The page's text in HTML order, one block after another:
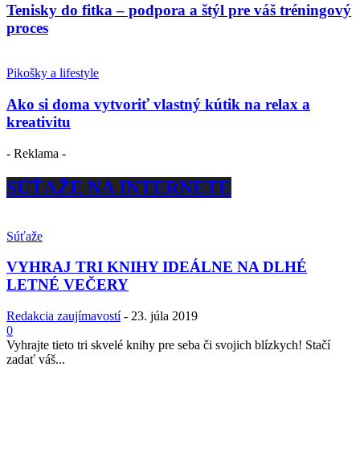
Tenisky do fitka – podpora a štýl pre váš tréningový
proces
Pikošky a lifestyle
Ako si doma vytvoriť vlastný kútik na relax a
kreativitu
- Reklama -
SÚŤAŽE NA INTERNETE
Súťaže
VYHRAJ TRI KNIHY IDEÁLNE NA DLHÉ
LETNÉ VEČERY
Redakcia zaujímavostí - 23. júla 2019
0
Vyhrajte tieto tri skvelé knihy pre seba či svojich blízkych! Stačí
zadať váš...